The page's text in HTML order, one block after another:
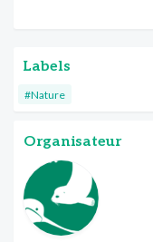
Labels
#Nature
Organisateur